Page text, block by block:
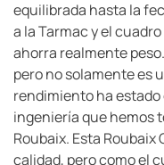
equilibrada hasta la
a la Tarmac y el
ahorra realmente
pero no solamente es
rendimiento ha
ingeniería que hemos
Roubaix. Esta
calidad, pero como el